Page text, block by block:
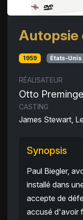
Autopsie
1959 États-Unis
RÉALISATEUR
Otto
CASTING
James Stewart,
Synopsis
Paul Biegler,
installé dans
accepte de
accusé d'avoir